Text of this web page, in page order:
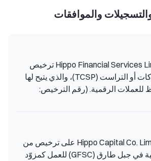
والموافقات
تمتلك شركة Hippo Financial Services Limited ترخيص
مزوّد خدمات الشركات أو التراست (TCSP)، والذي يتيح لها
للعملات الرقمية. (رقم الترخيص:
حصلت شركة Hippo Capital Co. Limited على ترخيص من
هيئة الخدمات المالية في جبل طارق (GFSC) للعمل كمزوّد